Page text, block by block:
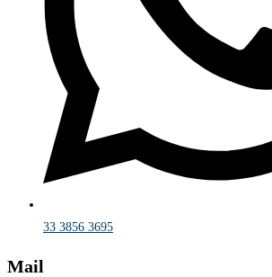
33 3856 3695
Mail